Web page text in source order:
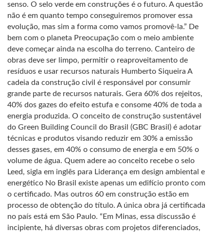
senso. O selo verde em construções é o futuro. A questão
não é em quanto tempo conseguiremos promover essa
evolução, mas sim a forma como vamos promovê-la.” De
bem com o planeta Preocupação com o meio ambiente
deve começar ainda na escolha do terreno. Canteiro de
obras deve ser limpo, permitir o reaproveitamento de
resíduos e usar recursos naturais Humberto Siqueira A
cadeia da construção civil é responsável por consumir
grande parte de recursos naturais. Gera 60% dos rejeitos,
40% dos gazes do efeito estufa e consome 40% de toda a
energia produzida. O conceito de construção sustentável
do Green Building Council do Brasil (GBC Brasil) é adotar
técnicas e produtos visando reduzir em 30% a emissão
desses gases, em 40% o consumo de energia e em 50% o
volume de água. Quem adere ao conceito recebe o selo
Leed, sigla em inglês para Liderança em design ambiental e
energético No Brasil existe apenas um edifício pronto com
o certificado. Mas outros 60 em construção estão em
processo de obtenção do título. A única obra já certificada
no país está em São Paulo. “Em Minas, essa discussão é
incipiente, há diversas obras com projetos diferenciados,